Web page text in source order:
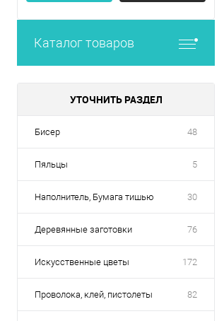
Каталог товаров
УТОЧНИТЬ РАЗДЕЛ
Бисер 48
Пяльцы 5
Наполнитель, Бумага тишью 30
Деревянные заготовки 76
Искусственные цветы 172
Проволока, клей, пистолеты 82